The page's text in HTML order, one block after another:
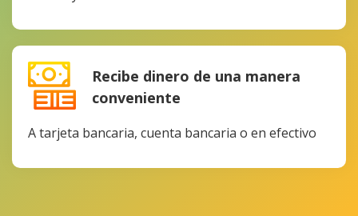
Recibe dinero de una manera
conveniente
A tarjeta bancaria, cuenta bancaria o en efectivo